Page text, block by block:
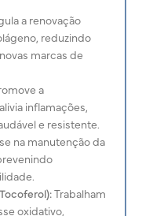
a renovação
reduzindo
marcas de
a
inflamações,
e resistente.
na manutenção da
Trabalham
oxidativo,